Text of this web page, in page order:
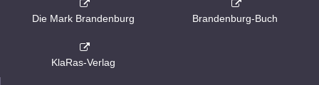
Die Mark Brandenburg Brandenburg-Buch
KlaRas-Verlag